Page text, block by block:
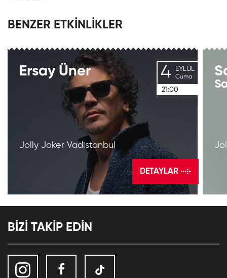
BENZER ETKİNLİKLER
Ersay Üner
Jolly Joker Vadistanbul
4 EYLÜL
Cuma
21:00
DETAYLAR
BİZİ TAKİP EDİN